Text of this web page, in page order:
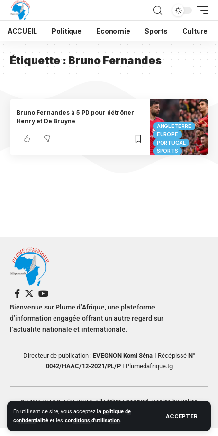
En utilisant ce site, vous acceptez la politique de
confidentialité et les conditions d'utilisation.
ACCEPTER
ACCUEIL Politique Economie Sports Culture
Étiquette : Bruno Fernandes
ANGLETERRE
EUROPE
PORTUGAL
SPORTS
Bruno Fernandes à 5 PD pour détrôner
Henry et De Bruyne
Bienvenue sur Plume d’Afrique, une plateforme
d’information engagée offrant un autre regard sur
l’actualité nationale et internationale.
Directeur de publication : EVEGNON Komi SénaI RécépisséN°
0042/HAAC/12-2021/PL/PI Plumedafrique.tg
© 2024 PLUME D’AFRIQUE All Rights Reserved. Design by Helios
Creative